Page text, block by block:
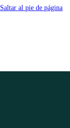
Saltar al pie de página